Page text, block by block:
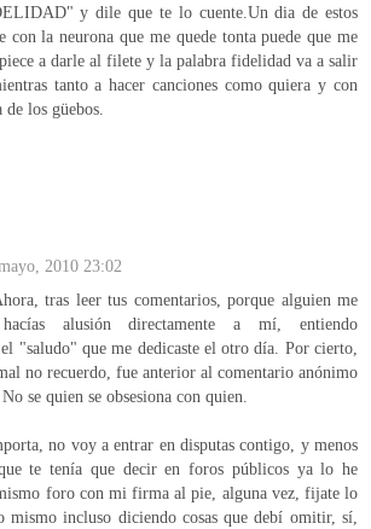
y dile que te lo cuente.Un dia de estos
con la neurona que me quede tonta puede que me
a darle al filete y la palabra fidelidad va a salir
tanto a hacer canciones como quiera y con
los güebos.
2010 23:02
tras leer tus comentarios, porque alguien me
alusión directamente a mí, entiendo
"saludo" que me dedicaste el otro día. Por cierto,
no recuerdo, fue anterior al comentario anónimo
se quien se obsesiona con quien.
no voy a entrar en disputas contigo, y menos
te tenía que decir en foros públicos ya lo he
foro con mi firma al pie, alguna vez, fijate lo
mismo incluso diciendo cosas que debí omitir, sí,